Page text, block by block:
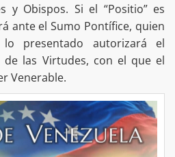
y Obispos. Si el “Positio” es
ante el Sumo Pontífice, quien
presentado autorizará el
de las Virtudes, con el que el
Venerable.